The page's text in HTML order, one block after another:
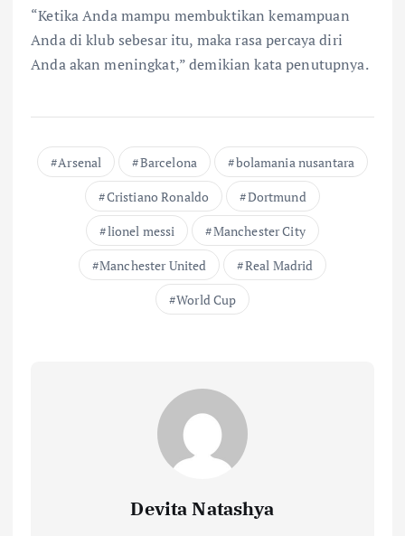
“Ketika Anda mampu membuktikan kemampuan
Anda di klub sebesar itu, maka rasa percaya diri
Anda akan meningkat,” demikian kata penutupnya.
Arsenal Barcelona
bolamania nusantara
Cristiano Ronaldo
Dortmund
lionel messi
Manchester City
Manchester United
Real Madrid
World Cup
Devita Natashya